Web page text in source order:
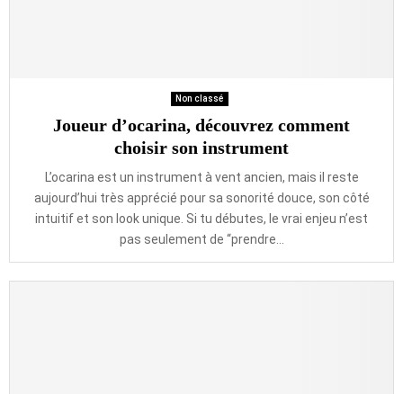
Non classé
Joueur d’ocarina, découvrez comment
choisir son instrument
L’ocarina est un instrument à vent ancien, mais il reste
aujourd’hui très apprécié pour sa sonorité douce, son côté
intuitif et son look unique. Si tu débutes, le vrai enjeu n’est
pas seulement de “prendre...